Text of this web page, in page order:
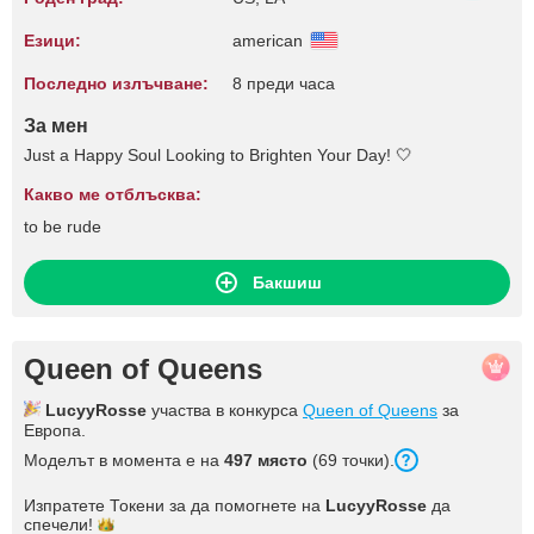
Езици: american
Последно излъчване: 8 преди часа
За мен
Just a Happy Soul Looking to Brighten Your Day! 🤍
Какво ме отблъсква:
to be rude
Бакшиш
Queen of Queens
LucyyRosse участва в конкурса Queen of Queens за
Европа.
Моделът в момента е на 497 място (69 точки).
Изпратете Токени за да помогнете на LucyyRosse да
спечели!